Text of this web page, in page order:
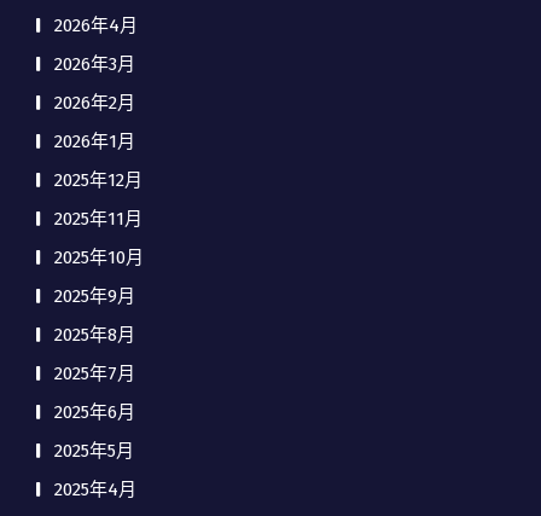
2026年4月
2026年3月
2026年2月
2026年1月
2025年12月
2025年11月
2025年10月
2025年9月
2025年8月
2025年7月
2025年6月
2025年5月
2025年4月